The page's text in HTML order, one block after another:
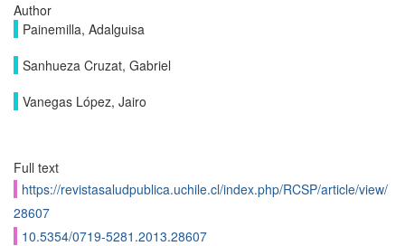
Author
Painemilla, Adalguisa
Sanhueza Cruzat, Gabriel
Vanegas López, Jairo
Full text
https://revistasaludpublica.uchile.cl/index.php/RCSP/article/view/
28607
10.5354/0719-5281.2013.28607